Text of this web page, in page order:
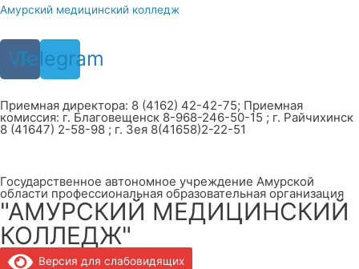
Перейти
содержимому
Амурский медицинский колледж
Vk
Telegram
Приемная директора: 8 (4162) 42-42-75; Приемная
комиссия: г. Благовещенск 8-968-246-50-15 ; г. Райчихинск
8 (41647) 2-58-98 ; г. Зея 8(41658)2-22-51
Государственное автономное учреждение Амурской
области профессиональная образовательная организация
"АМУРСКИЙ МЕДИЦИНСКИЙ
КОЛЛЕДЖ"
Версия для слабовидящих